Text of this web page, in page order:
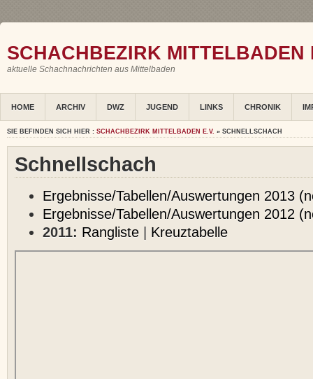
SCHACHBEZIRK MITTELBADEN
aktuelle Schachnachrichten aus Mittelbaden
HOME ARCHIV DWZ JUGEND LINKS CHRONIK
SIE BEFINDEN SICH HIER : SCHACHBEZIRK MITTELBADEN E.V. » SCHNELLSCHACH
Schnellschach
Ergebnisse/Tabellen/Auswertungen 2013
Ergebnisse/Tabellen/Auswertungen 2012
2011: Rangliste Kreuztabelle